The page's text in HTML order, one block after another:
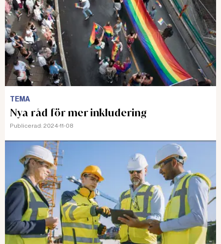
TEMA
Nya råd för mer inkludering
Publicerad: 2024-11-08